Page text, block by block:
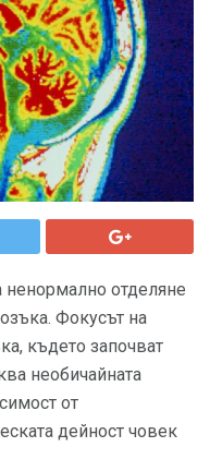
ненормално отделяне
Фокусът на
където започват
необичайната
от
дейност човек